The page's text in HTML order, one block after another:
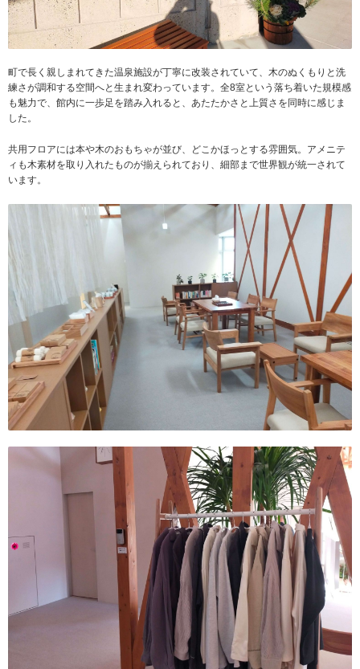
町で長く親しまれてきた温泉施設が丁寧に改装されていて、木のぬくもりと洗
練さが調和する空間へと生まれ変わっています。全8室という落ち着いた規模感
も魅力で、館内に一歩足を踏み入れると、あたたかさと上質さを同時に感じま
した。
共用フロアには本や木のおもちゃが並び、どこかほっとする雰囲気。アメニテ
ィも木素材を取り入れたものが揃えられており、細部まで世界観が統一されて
います。